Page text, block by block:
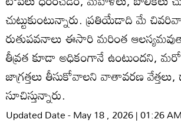
చుట్టుకుంటున్నారు. ప్రతియేడాది మే
రుతుపవనాలు ఈసారి మరింత
తీవ్రత కూడా అధికంగానే ఉంటుందని,
జాగ్రత్తలు తీసుకోవాలని వాతావరణ వేత్తలు,
సూచిస్తున్నారు.
Updated Date - May 18 , 2026 | 01:26 AM